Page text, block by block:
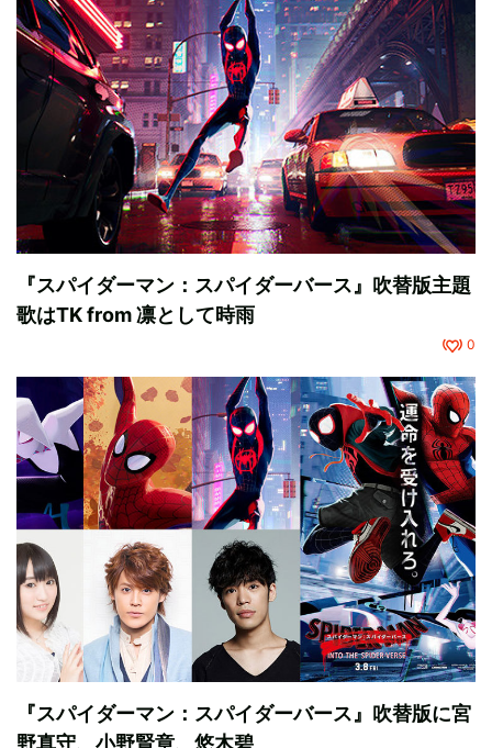
『スパイダーマン：スパイダーバース』吹替版主題
歌はTK from 凛として時雨
0
『スパイダーマン：スパイダーバース』吹替版に宮